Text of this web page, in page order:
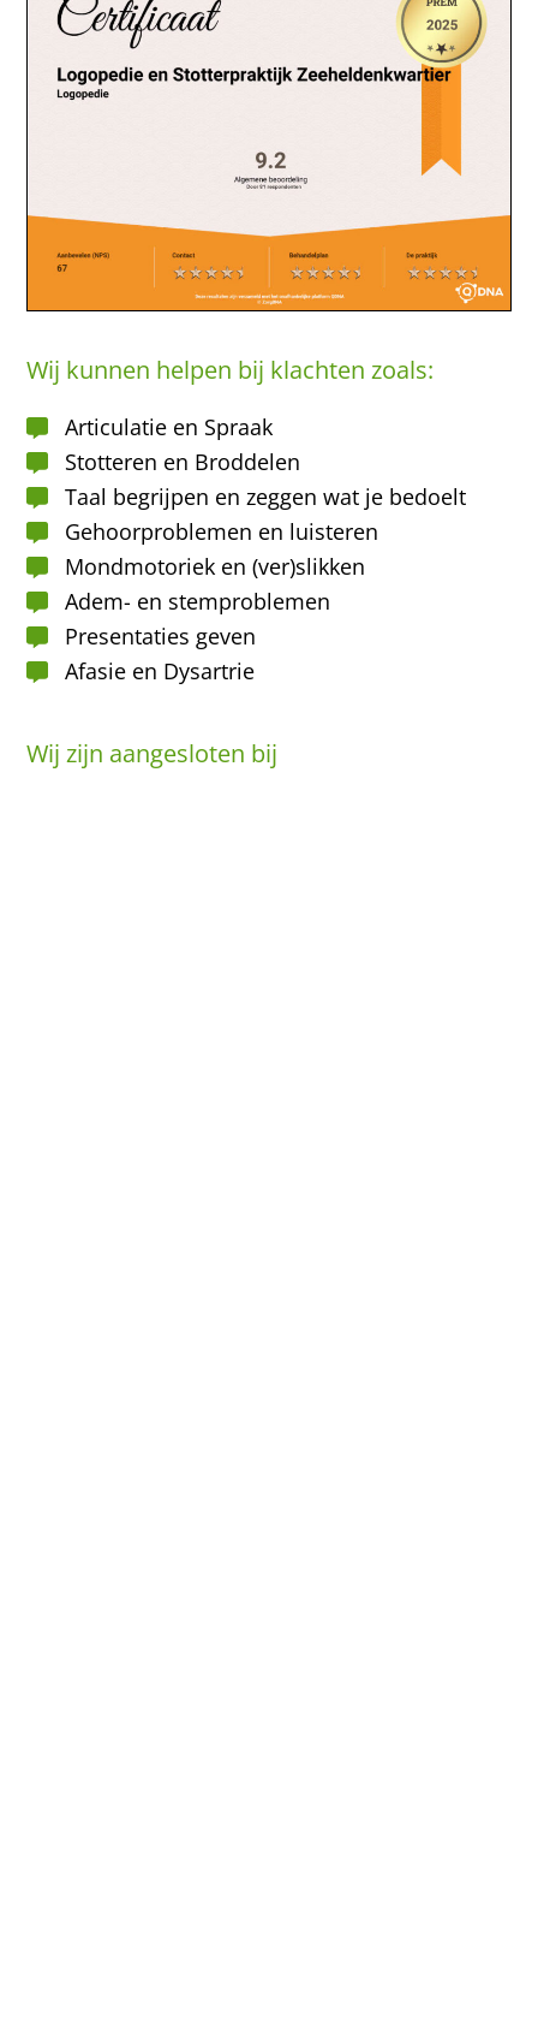
Wij kunnen helpen bij klachten zoals:
Articulatie en Spraak
Stotteren en Broddelen
Taal begrijpen en zeggen wat je bedoelt
Gehoorproblemen en luisteren
Mondmotoriek en (ver)slikken
Adem- en stemproblemen
Presentaties geven
Afasie en Dysartrie
Wij zijn aangesloten bij